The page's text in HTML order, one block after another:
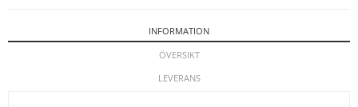
INFORMATION
ÖVERSIKT
LEVERANS